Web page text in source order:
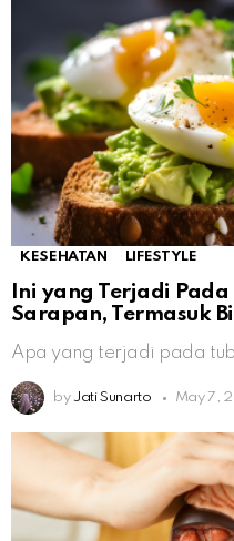
KESEHATAN LIFESTYLE
Ini yang Terjadi
Sarapan, Termasuk
Apa yang terjadi pada
by Jati Sunarto May 7,